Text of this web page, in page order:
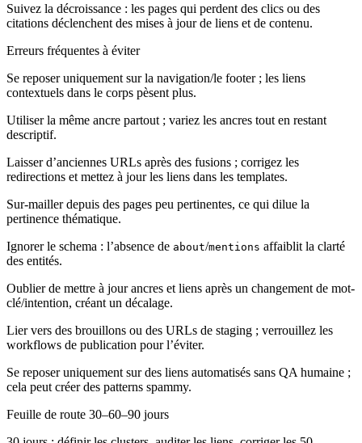
Suivez la décroissance : les pages qui perdent des clics ou des
citations déclenchent des mises à jour de liens et de contenu.
Erreurs fréquentes à éviter
Se reposer uniquement sur la navigation/le footer ; les liens
contextuels dans le corps pèsent plus.
Utiliser la même ancre partout ; variez les ancres tout en restant
descriptif.
Laisser d’anciennes URLs après des fusions ; corrigez les
redirections et mettez à jour les liens dans les templates.
Sur-mailler depuis des pages peu pertinentes, ce qui dilue la
pertinence thématique.
Ignorer le schema : l’absence de about/mentions affaiblit la clarté
des entités.
Oublier de mettre à jour ancres et liens après un changement de mot-
clé/intention, créant un décalage.
Lier vers des brouillons ou des URLs de staging ; verrouillez les
workflows de publication pour l’éviter.
Se reposer uniquement sur des liens automatisés sans QA humaine ;
cela peut créer des patterns spammy.
Feuille de route 30–60–90 jours